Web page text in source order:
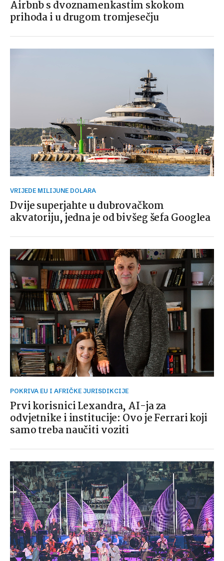
Airbnb s dvoznamenkastim skokom
prihoda i u drugom tromjesečju
VRIJEDE MILIJUNE DOLARA
Dvije superjahte u dubrovačkom
akvatoriju, jedna je od bivšeg šefa Googlea
POKRIVA EU I AFRIČKE JURISDIKCIJE
Prvi korisnici Lexandra, AI-ja za
odvjetnike i institucije: Ovo je Ferrari koji
samo treba naučiti voziti